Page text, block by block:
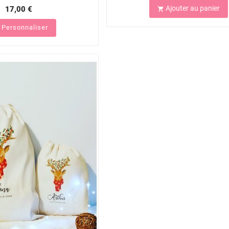
17,00 €
Personnaliser
 Ajouter au panier